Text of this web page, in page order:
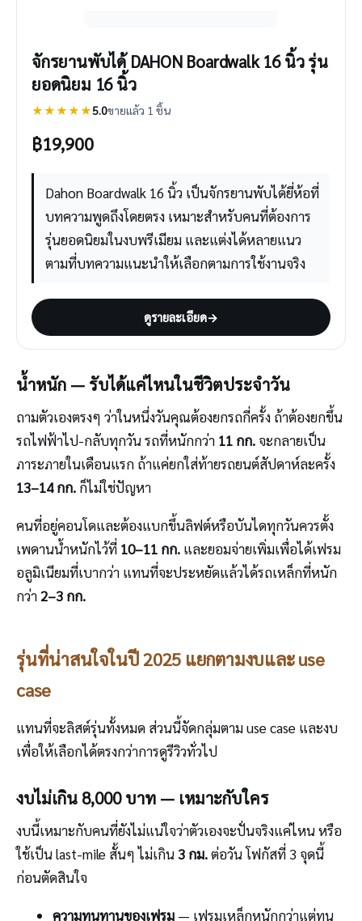
จักรยานพับได้ DAHON Boardwalk 16 นิ้ว รุ่น
ยอดนิยม 16 นิ้ว
★★★★★5.0ขายแล้ว 1 ชิ้น
฿19,900
Dahon Boardwalk 16 นิ้ว เป็นจักรยานพับได้ยี่ห้อที่
บทความพูดถึงโดยตรง เหมาะสำหรับคนที่ต้องการ
รุ่นยอดนิยมในงบพรีเมียม และแต่งได้หลายแนว
ตามที่บทความแนะนำให้เลือกตามการใช้งานจริง
ดูรายละเอียด→
น้ำหนัก — รับได้แค่ไหนในชีวิตประจำวัน
ถามตัวเองตรงๆ ว่าในหนึ่งวันคุณต้องยกรถกี่ครั้ง ถ้าต้องยกขึ้น
รถไฟฟ้าไป-กลับทุกวัน รถที่หนักกว่า 11 กก. จะกลายเป็น
ภาระภายในเดือนแรก ถ้าแค่ยกใส่ท้ายรถยนต์สัปดาห์ละครั้ง
13–14 กก. ก็ไม่ใช่ปัญหา
คนที่อยู่คอนโดและต้องแบกขึ้นลิฟต์หรือบันไดทุกวันควรตั้ง
เพดานน้ำหนักไว้ที่ 10–11 กก. และยอมจ่ายเพิ่มเพื่อได้เฟรม
อลูมิเนียมที่เบากว่า แทนที่จะประหยัดแล้วได้รถเหล็กที่หนัก
กว่า2–3 กก.
รุ่นที่น่าสนใจในปี 2025 แยกตามงบและ use
case
แทนที่จะลิสต์รุ่นทั้งหมด ส่วนนี้จัดกลุ่มตาม use case และงบ
เพื่อให้เลือกได้ตรงกว่าการดูรีวิวทั่วไป
งบไม่เกิน 8,000 บาท — เหมาะกับใคร
งบนี้เหมาะกับคนที่ยังไม่แน่ใจว่าตัวเองจะปั่นจริงแค่ไหน หรือ
ใช้เป็น last-mile สั้นๆ ไม่เกิน 3 กม.ต่อวัน โฟกัสที่ 3 จุดนี้
ก่อนตัดสินใจ
ความทนทานของเฟรม— เฟรมเหล็กหนักกว่าแต่ทน